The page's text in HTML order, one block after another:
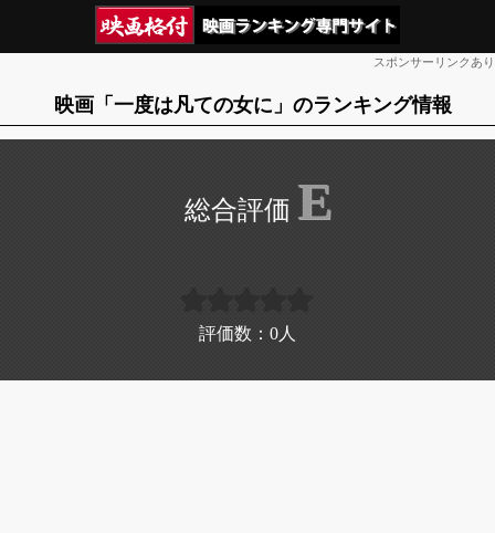
スポンサーリンクあり
映画「一度は凡ての女に」のランキング情報
E
評価数： 0 人